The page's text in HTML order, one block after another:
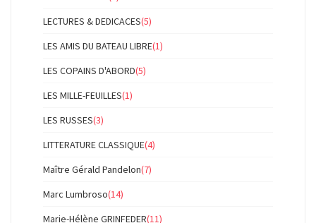
LECTURES & DEDICACES(5)
LES AMIS DU BATEAU LIBRE(1)
LES COPAINS D'ABORD(5)
LES MILLE-FEUILLES(1)
LES RUSSES(3)
LITTERATURE CLASSIQUE(4)
Maître Gérald Pandelon(7)
Marc Lumbroso(14)
Marie-Hélène GRINFEDER(11)